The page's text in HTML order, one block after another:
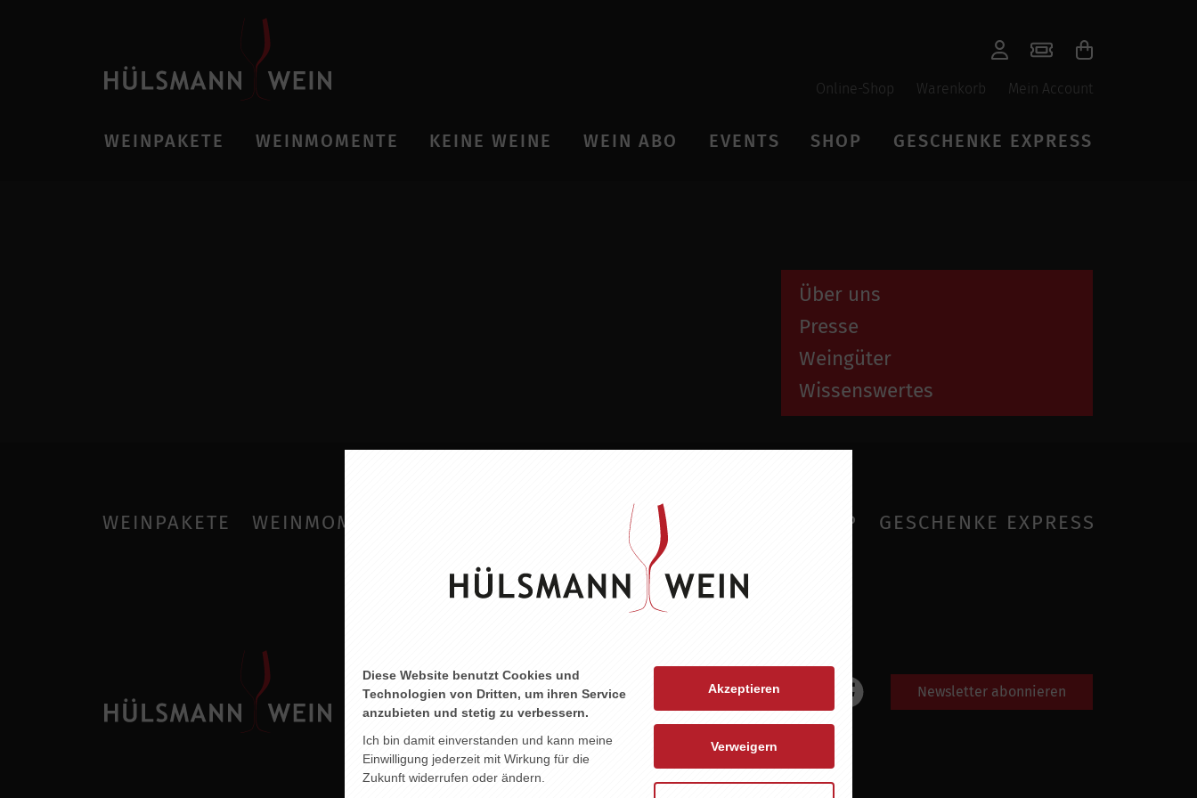
Online-Shop Warenkorb Mein Account
WEINPAKETE WEINMOMENTE KEINE WEINE WEIN ABO EVENTS SHOP GESCHENKE EXPRESS
Über uns
Presse
Weingüter
Wissenswertes
WEINPAKETE WEINMOMENTE WEIN ABO SHOP GESCHENKE EXPRESS
Newsletter abonnieren
Diese Website benutzt Cookies und
Technologien von Dritten, um ihren Service
anzubieten und stetig zu verbessern.
Ich bin damit einverstanden und kann meine
Einwilligung jederzeit mit Wirkung für die
Zukunft widerrufen oder ändern.
Akzeptieren
Verweigern